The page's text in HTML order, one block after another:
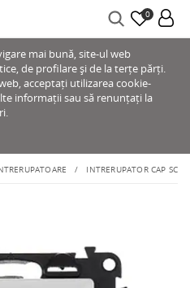
0
mai bună, site-ul web
de profilare și de la terțe părți.
acceptați utilizarea cookie-
informații sau să renunțați la
INTRERUPATOR CAP